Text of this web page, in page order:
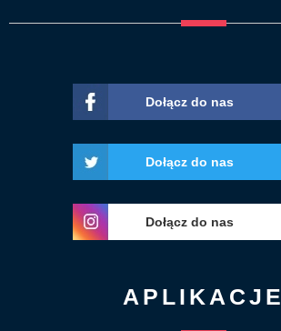
Dołącz do nas
Dołącz do nas
Dołącz do nas
APLIKACJE